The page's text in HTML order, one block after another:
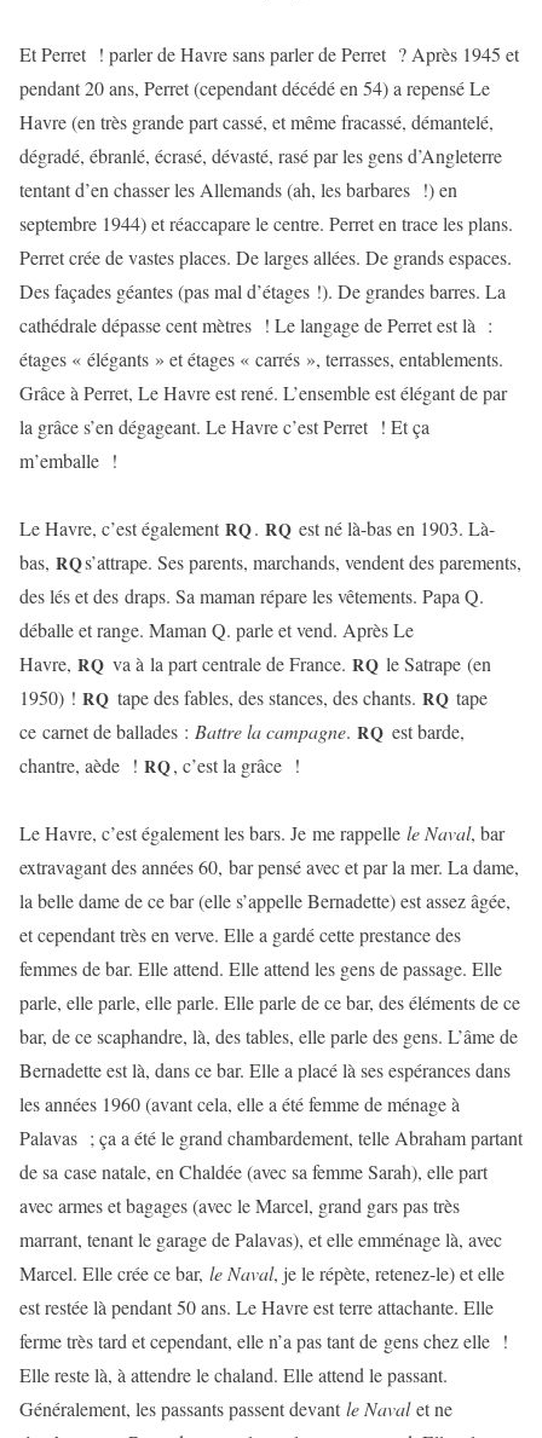
Et Perret ! parler de Havre sans parler de Perret ? Après 1945 et
pendant 20 ans, Perret (cependant décédé en 54) a repensé Le
Havre (en très grande part cassé, et même fracassé, démantelé,
dégradé, ébranlé, écrasé, dévasté, rasé par les gens d’Angleterre
tentant d’en chasser les Allemands (ah, les barbares !) en
septembre 1944) et réaccapare le centre. Perret en trace les plans.
Perret crée de vastes places. De larges allées. De grands espaces.
Des façades géantes (pas mal d’étages !). De grandes barres. La
cathédrale dépasse cent mètres ! Le langage de Perret est là :
étages « élégants » et étages « carrés », terrasses, entablements.
Grâce à Perret, Le Havre est rené. L’ensemble est élégant de par
la grâce s’en dégageant. Le Havre c’est Perret ! Et ça
m’emballe !
Le Havre, c’est également RQ. RQ est né là-bas en 1903. Là-
bas, RQs’attrape. Ses parents, marchands, vendent des parements,
des lés et des draps. Sa maman répare les vêtements. Papa Q.
déballe et range. Maman Q. parle et vend. Après Le
Havre, RQ va à la part centrale de France. RQ le Satrape (en
1950) ! RQ tape des fables, des stances, des chants. RQ tape
ce carnet de ballades : Battre la campagne. RQ est barde,
chantre, aède ! RQ, c’est la grâce !
Le Havre, c’est également les bars. Je me rappelle le Naval, bar
extravagant des années 60, bar pensé avec et par la mer. La dame,
la belle dame de ce bar (elle s’appelle Bernadette) est assez âgée,
et cependant très en verve. Elle a gardé cette prestance des
femmes de bar. Elle attend. Elle attend les gens de passage. Elle
parle, elle parle, elle parle. Elle parle de ce bar, des éléments de ce
bar, de ce scaphandre, là, des tables, elle parle des gens. L’âme de
Bernadette est là, dans ce bar. Elle a placé là ses espérances dans
les années 1960 (avant cela, elle a été femme de ménage à
Palavas ; ça a été le grand chambardement, telle Abraham partant
de sa case natale, en Chaldée (avec sa femme Sarah), elle part
avec armes et bagages (avec le Marcel, grand gars pas très
marrant, tenant le garage de Palavas), et elle emménage là, avec
Marcel. Elle crée ce bar, le Naval, je le répète, retenez-le) et elle
est restée là pendant 50 ans. Le Havre est terre attachante. Elle
ferme très tard et cependant, elle n’a pas tant de gens chez elle !
Elle reste là, à attendre le chaland. Elle attend le passant.
Généralement, les passants passent devant le Navalet ne